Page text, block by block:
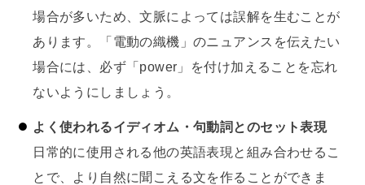
場合が多いため、文脈によっては誤解を生むことが
あります。「電動の織機」のニュアンスを伝えたい
場合には、必ず「power」を付け加えることを忘れ
ないようにしましょう。
よく使われるイディオム・句動詞とのセット表現
日常的に使用される他の英語表現と組み合わせるこ
とで、より自然に聞こえる文を作ることができま